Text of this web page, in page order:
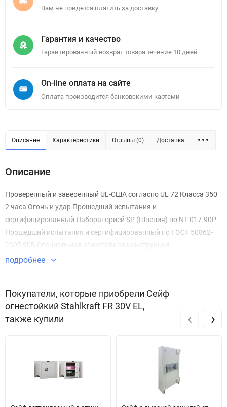
Вам не придется платить за доставку
Гарантия и качество
Гарантированный возврат товара течение 10 дней
On-line оплата на сайте
Оплата производится банковскими картами
Описание Характеристики Отзывы (0) Доставка
Описание
Проверенный и заверенный UL-США согласно UL 72 Класса 350
2 часа Огонь и удар Прошедший испытания и
сертифицированный Лабораторией SP (Швеция) по NT 017-90P
Прошедший испытания и сертифицированный по ГОСТ 50862-
2005 90Б Специальная огнестойкая конструкция
подробнее
Покупатели, которые приобрели Сейф
огнестойкий Stahlkraft FR 30V EL,
также купили
‹ ›